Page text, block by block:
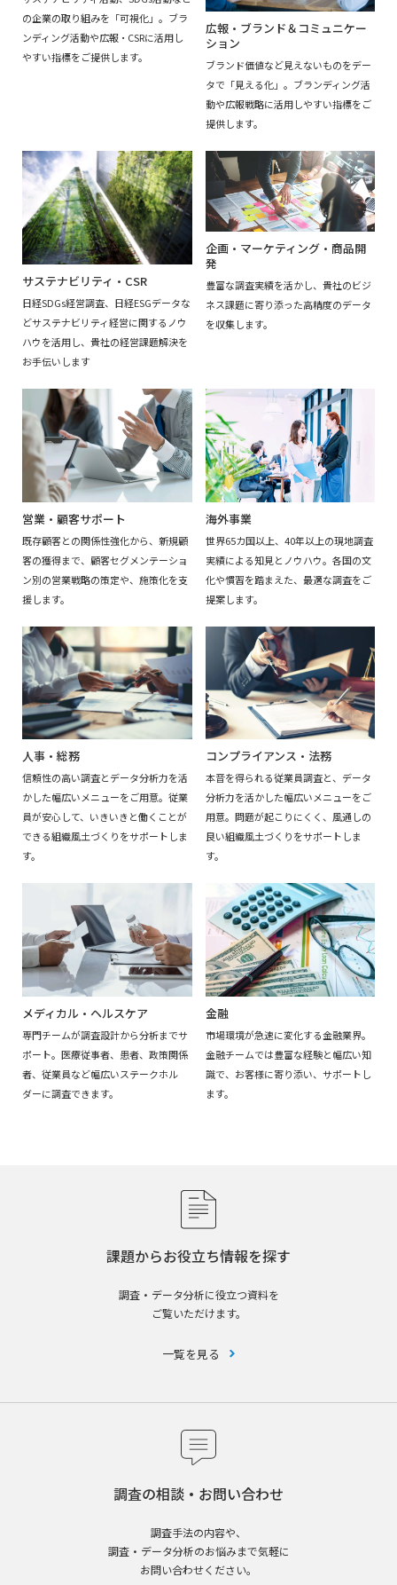
の企業の取り組みを「可視化」。ブラ
ンディング活動や広報・CSRに活用し
やすい指標をご提供します。
広報・ブランド＆コミュニケー
ション
ブランド価値など見えないものをデー
タで「見える化」。ブランディング活
動や広報戦略に活用しやすい指標をご
提供します。
サステナビリティ・CSR
日経SDGs経営調査、日経ESGデータな
どサステナビリティ経営に関するノウ
ハウを活用し、貴社の経営課題解決を
お手伝いします
企画・マーケティング・商品開
発
豊富な調査実績を活かし、貴社のビジ
ネス課題に寄り添った高精度のデータ
を収集します。
営業・顧客サポート
既存顧客との関係性強化から、新規顧
客の獲得まで、顧客セグメンテーショ
ン別の営業戦略の策定や、施策化を支
援します。
海外事業
世界65カ国以上、40年以上の現地調査
実績による知見とノウハウ。各国の文
化や慣習を踏まえた、最適な調査をご
提案します。
人事・総務
信頼性の高い調査とデータ分析力を活
かした幅広いメニューをご用意。従業
員が安心して、いきいきと働くことが
できる組織風土づくりをサポートしま
す。
コンプライアンス・法務
本音を得られる従業員調査と、データ
分析力を活かした幅広いメニューをご
用意。問題が起こりにくく、風通しの
良い組織風土づくりをサポートしま
す。
メディカル・ヘルスケア
専門チームが調査設計から分析までサ
ポート。医療従事者、患者、政策関係
者、従業員など幅広いステークホル
ダーに調査できます。
金融
市場環境が急速に変化する金融業界。
金融チームでは豊富な経験と幅広い知
識で、お客様に寄り添い、サポートし
ます。
課題からお役立ち情報を探す
調査・データ分析に役立つ資料を
ご覧いただけます。
一覧を見る
調査の相談・お問い合わせ
調査手法の内容や、
調査・データ分析のお悩みまで気軽に
お問い合わせください。